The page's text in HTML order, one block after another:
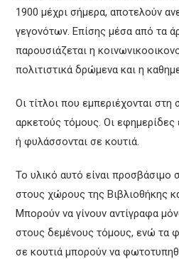
1900 μέχρι σήμερα, αποτελούν
γεγονότων. Επίσης μέσα από τα
παρουσιάζεται η
πολιτιστικά δρώμενα και η
Οι τίτλοι που εμπεριέχονται στη
αρκετούς τόμους. Οι εφημερίδες
ή φυλάσσονται σε κουτιά.
Το υλικό αυτό είναι προσβάσιμο
στους χώρους της Βιβλιοθήκης
Μπορούν να γίνουν αντίγραφα
στους δεμένους τόμους, ενώ τα
σε κουτιά μπορούν να